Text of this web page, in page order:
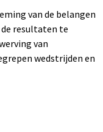
van de belangen
de resultaten te
van
wedstrijden en